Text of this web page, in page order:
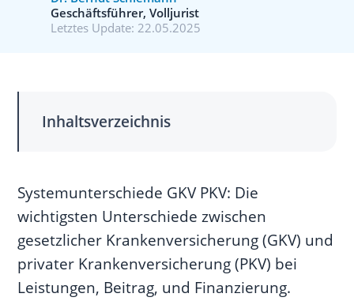
Geschäftsführer, Volljurist
Letztes Update: 22.05.2025
Inhaltsverzeichnis
Leistungsprinzip GKV vs. PKV
Umfang der Leistungen GKV vs.
PKV
Berechnung des Beitrags GKV
vs. PKV
Systemunterschiede GKV PKV: Die
wichtigsten Unterschiede zwischen
gesetzlicher Krankenversicherung (GKV) und
privater Krankenversicherung (PKV) bei
Leistungen, Beitrag, und Finanzierung.